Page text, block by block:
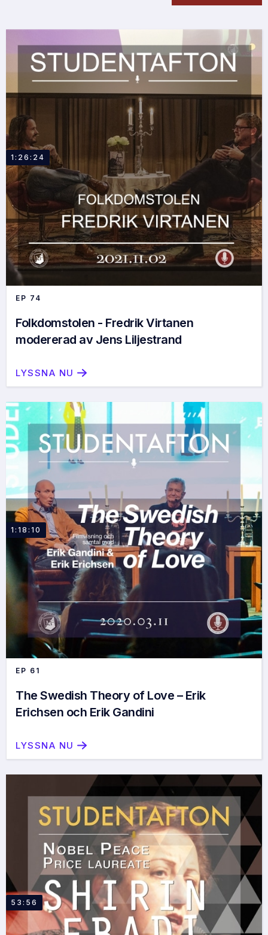
1:26:24
EP 74
Folkdomstolen - Fredrik Virtanen
modererad av Jens Liljestrand
LYSSNA NU
1:18:10
EP 61
The Swedish Theory of Love – Erik
Erichsen och Erik Gandini
LYSSNA NU
53:56